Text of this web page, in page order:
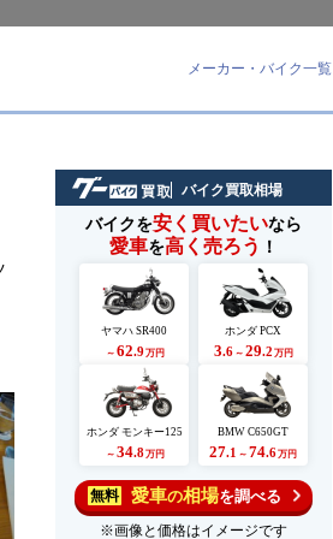
メーカー・バイク一覧
バイク買取相場
バイクを安く買いたいなら
愛車を高く売ろう ！
ヤマハ SR400
～ 62.9 万円
ホンダ PCX
3.6 ～ 29.2 万円
ホンダ モンキー125
～ 34.8万円
BMW C650GT
27.1 ～ 74.6万円
無料 愛車の相場を調べる
※画像と価格はイメージです